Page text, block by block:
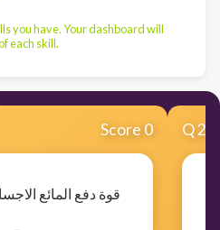
you have. Your dashboard will
each skill.
Score 0
قوة دفع المائع
Q2